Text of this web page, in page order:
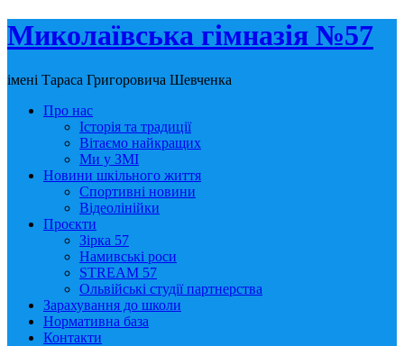
Миколаївська гімназія №57
імені Тараса Григоровича Шевченка
Про нас
Історія та традиції
Вітаємо найкращих
Ми у ЗМІ
Новини шкільного життя
Спортивні новини
Відеолінійки
Проєкти
Зірка 57
Намивські роси
STREAM 57
Ольвійські студії партнерства
Зарахування до школи
Нормативна база
Контакти